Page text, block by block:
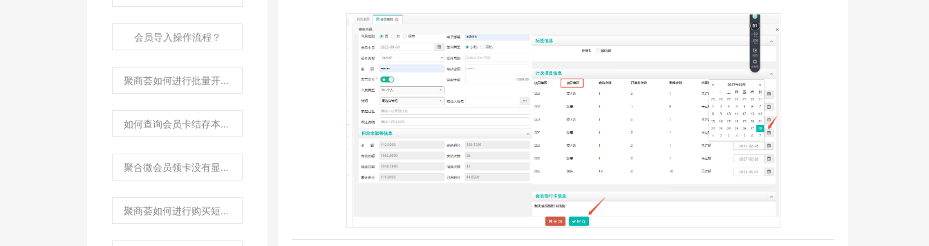
会员导入操作流程？
聚商荟如何进行批量开户？
如何查询会员卡结存本金和赠送金额？
聚合微会员领卡没有显示可以领取的会员卡类型？
聚商荟如何进行购买短信？